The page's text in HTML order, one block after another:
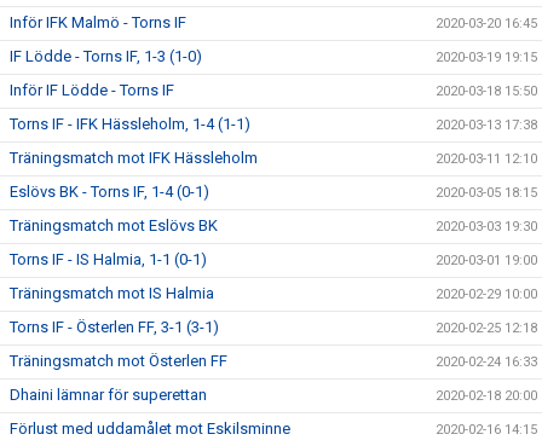
Inför IFK Malmö - Torns IF 2020-03-20 16:45
IF Lödde - Torns IF, 1-3 (1-0) 2020-03-19 19:15
Inför IF Lödde - Torns IF 2020-03-18 15:50
Torns IF - IFK Hässleholm, 1-4 (1-1) 2020-03-13 17:38
Träningsmatch mot IFK Hässleholm 2020-03-11 12:10
Eslövs BK - Torns IF, 1-4 (0-1) 2020-03-05 18:15
Träningsmatch mot Eslövs BK 2020-03-03 19:30
Torns IF - IS Halmia, 1-1 (0-1) 2020-03-01 19:00
Träningsmatch mot IS Halmia 2020-02-29 10:00
Torns IF - Österlen FF, 3-1 (3-1) 2020-02-25 12:18
Träningsmatch mot Österlen FF 2020-02-24 16:33
Dhaini lämnar för superettan 2020-02-18 20:00
Förlust med uddamålet mot Eskilsminne 2020-02-16 14:15